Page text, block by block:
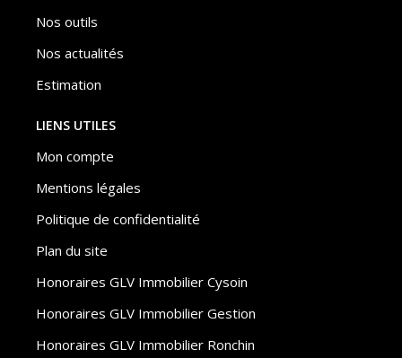
Nos outils
Nos actualités
Estimation
LIENS UTILES
Mon compte
Mentions légales
Politique de confidentialité
Plan du site
Honoraires GLV Immobilier Cysoin
Honoraires GLV Immobilier Gestion
Honoraires GLV Immobilier Ronchin